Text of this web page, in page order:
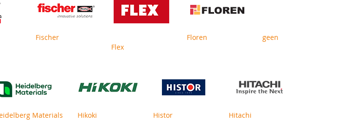
Fischer
Flex
Floren geen
Materials Hikoki Histor Hitachi